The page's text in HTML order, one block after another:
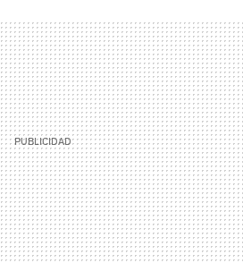
MAIL